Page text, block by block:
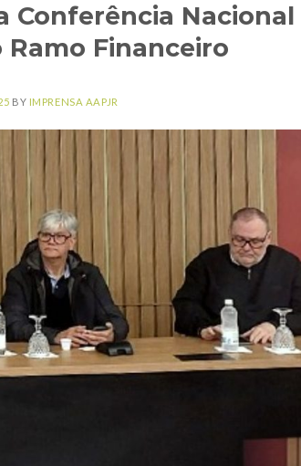
Conferência Nacional
Financeiro
BY IMPRENSA AAPJR